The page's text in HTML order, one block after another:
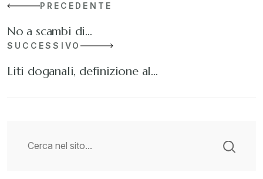
PRECEDENTE
No a scambi di…
SUCCESSIVO
Liti doganali, definizione al…